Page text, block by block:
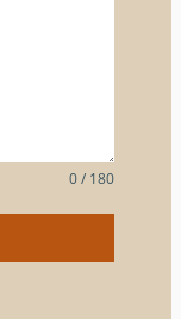
0 / 180